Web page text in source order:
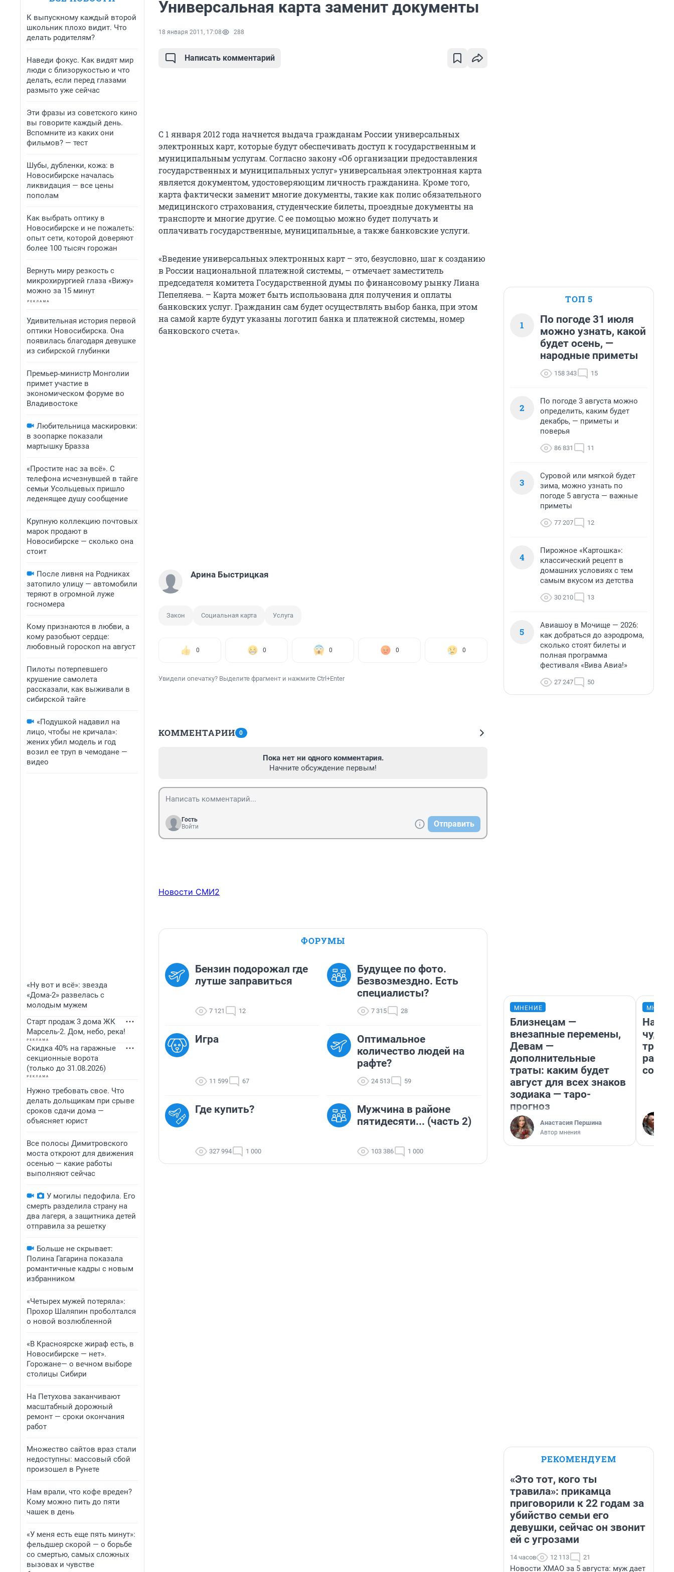
К выпускному каждый второй
школьник плохо видит. Что
делать родителям?
Наведи фокус. Как видят мир
люди с близорукостью и что
делать, если перед глазами
размыто уже сейчас
Эти фразы из советского кино
вы говорите каждый день.
Вспомните из каких они
фильмов? — тест
Шубы, дубленки, кожа: в
Новосибирске началась
ликвидация — все цены
пополам
Как выбрать оптику в
Новосибирске и не пожалеть:
опыт сети, которой доверяют
более 100 тысяч горожан
Вернуть миру резкость с
микрохирургией глаза «Вижу»
можно за 15 минут
Удивительная история первой
оптики Новосибирска. Она
появилась благодаря девушке
из сибирской глубинки
Премьер‑министр Монголии
примет участие в
экономическом форуме во
Владивостоке
Любительница маскировки:
в зоопарке показали
мартышку Бразза
«Простите нас за всё». С
телефона исчезнувшей в тайге
семьи Усольцевых пришло
леденящее душу сообщение
Крупную коллекцию почтовых
марок продают в
Новосибирске — сколько она
стоит
После ливня на Родниках
затопило улицу — автомобили
теряют в огромной луже
госномера
Кому признаются в любви, а
кому разобьют сердце:
любовный гороскоп на август
Пилоты потерпевшего
крушение самолета
рассказали, как выживали в
сибирской тайге
«Подушкой надавил на
лицо, чтобы не кричала»:
жених убил модель и год
возил ее труп в чемодане —
видео
«Ну вот и всё»: звезда
«Дома-2» развелась с
молодым мужем
Старт продаж 3 дома ЖК
Марсель-2. Дом, небо, река!
Скидка 40% на гаражные
секционные ворота
(только до 31.08.2026)
Нужно требовать свое. Что
делать дольщикам при срыве
сроков сдачи дома —
объясняет юрист
Все полосы Димитровского
моста откроют для движения
осенью — какие работы
выполняют сейчас
У могилы педофила. Его
смерть разделила страну на
два лагеря, а защитника детей
отправила за решетку
Больше не скрывает:
Полина Гагарина показала
романтичные кадры с новым
избранником
«Четырех мужей потеряла»:
Прохор Шаляпин проболтался
о новой возлюбленной
«В Красноярске жираф есть, в
Новосибирске — нет».
Горожане— о вечном выборе
столицы Сибири
На Петухова заканчивают
масштабный дорожный
ремонт — сроки окончания
работ
Множество сайтов враз стали
недоступны: массовый сбой
произошел в Рунете
Нам врали, что кофе вреден?
Кому можно пить до пяти
чашек в день
«У меня есть еще пять минут»:
фельдшер скорой — о борьбе
со смертью, самых сложных
вызовах и чувстве
Универсальная карта заменит документы
18 января 2011, 17:08 288
Написать комментарий
С 1 января 2012 года начнется выдача гражданам России универсальных
электронных карт, которые будут обеспечивать доступ к государственным и
муниципальным услугам. Согласно закону «Об организации предоставления
государственных и муниципальных услуг» универсальная электронная карта
является документом, удостоверяющим личность гражданина. Кроме того,
карта фактически заменит многие документы, такие как полис обязательного
медицинского страхования, студенческие билеты, проездные документы на
транспорте и многие другие. С ее помощью можно будет получать и
оплачивать государственные, муниципальные, а также банковские услуги.
«Введение универсальных электронных карт – это, безусловно, шаг к созданию
в России национальной платежной системы, – отмечает заместитель
председателя комитета Государственной думы по финансовому рынку Лиана
Пепеляева. – Карта может быть использована для получения и оплаты
банковских услуг. Гражданин сам будет осуществлять выбор банка, при этом
на самой карте будут указаны логотип банка и платежной системы, номер
банковского счета».
Арина Быстрицкая
Закон Социальная карта Услуга
0 0 0 0 0
Увидели опечатку? Выделите фрагмент и нажмите Ctrl+Enter
КОММЕНТАРИИ 0
Пока нет ни одного комментария.
Начните обсуждение первым!
Гость
Войти
Отправить
Новости СМИ2
ФОРУМЫ
Бензин подорожал где
лутше заправиться
7 121 12
Будущее по фото.
Безвозмездно. Есть
специалисты?
7 315 28
Игра
11 599 67
Оптимальное
количество людей на
рафте?
24 513 59
Где купить?
327 994 1 000
Мужчина в районе
пятидесяти... (часть 2)
103 386 1 000
ТОП 5
1
По погоде 31 июля
можно узнать, какой
будет осень, —
народные приметы
158 343 15
2
По погоде 3 августа можно
определить, каким будет
декабрь, — приметы и
поверья
86 831 11
3
Суровой или мягкой будет
зима, можно узнать по
погоде 5 августа — важные
приметы
77 207 12
4
Пирожное «Картошка»:
классический рецепт в
домашних условиях с тем
самым вкусом из детства
30 210 13
5
Авиашоу в Мочище — 2026:
как добраться до аэродрома,
сколько стоят билеты и
полная программа
фестиваля «Вива Авиа!»
27 247 50
МНЕНИЕ
Близнецам —
внезапные перемены,
Девам —
дополнительные
траты: каким будет
август для всех знаков
зодиака — таро-
прогноз
Анастасия Першина
Автор мнения
РЕКОМЕНДУЕМ
«Это тот, кого ты
травила»: прикамца
приговорили к 22 годам за
убийство семьи его
девушки, сейчас он звонит
ей с угрозами
14 часов 12 113 21
Новости ХМАО за 5 августа: муж дает